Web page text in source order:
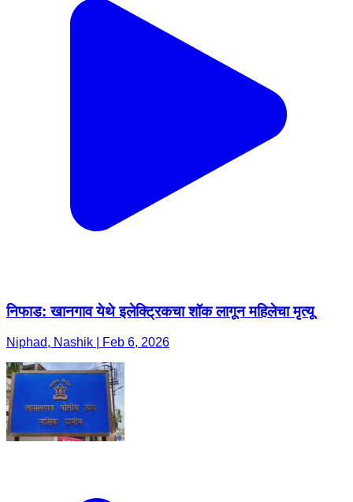
निफाड: खानगाव येथे इलेक्ट्रिकचा शॉक लागून महिलेचा मृत्यू
Niphad, Nashik | Feb 6, 2026